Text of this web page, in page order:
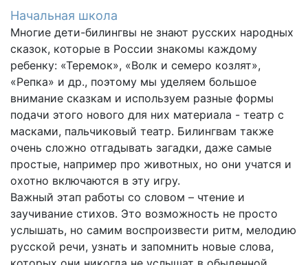
Начальная школа
Многие дети-билингвы не знают русских народных
сказок, которые в России знакомы каждому
ребенку: «Теремок», «Волк и семеро козлят»,
«Репка» и др., поэтому мы уделяем большое
внимание сказкам и используем разные формы
подачи этого нового для них материала - театр с
масками, пальчиковый театр. Билингвам также
очень сложно отгадывать загадки, даже самые
простые, например про животных, но они учатся и
охотно включаются в эту игру.
Важный этап работы со словом – чтение и
заучивание стихов. Это возможность не просто
услышать, но самим воспроизвести ритм, мелодию
русской речи, узнать и запомнить новые слова,